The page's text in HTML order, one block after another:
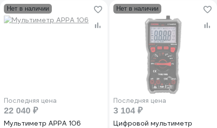
Нет в наличии
Последняя цена
22 040 ₽
Мультиметр APPA 106
Нет в наличии
Последняя цена
3 104 ₽
Цифровой мультиметр